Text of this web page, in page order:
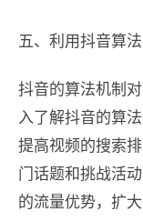
五、利用抖音算
抖音的算法机制
入了解抖音的算
提高视频的搜索
门话题和挑战活
的流量优势，扩